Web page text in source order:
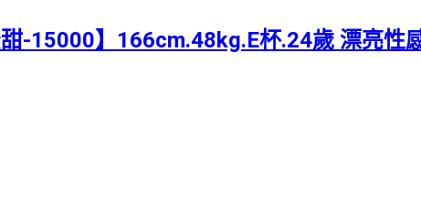
-15000】166cm.48kg.E杯.24歲 漂亮性